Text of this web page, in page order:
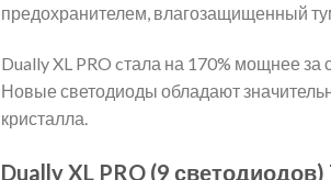
предохранителем, влагозащищенный
Dually XL PRO cтала на 170% мощнее за
Новые светодиоды обладают
кристалла.
Dually XL PRO (9